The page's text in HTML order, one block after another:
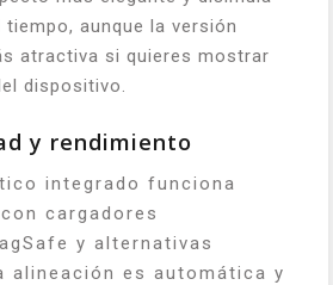
aunque la versión
atractiva si quieres mostrar
dispositivo.
y rendimiento
integrado funciona
cargadores
y alternativas
alineación es automática y